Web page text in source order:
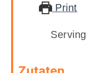
Print